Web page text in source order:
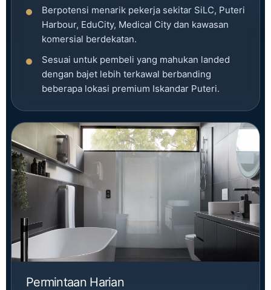
Berpotensi menarik pekerja sekitar SiLC, Puteri
Harbour, EduCity, Medical City dan kawasan
komersial berdekatan.
Sesuai untuk pembeli yang mahukan landed
dengan bajet lebih terkawal berbanding
beberapa lokasi premium Iskandar Puteri.
Permintaan Harian